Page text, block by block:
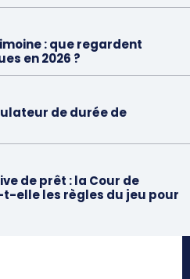
: que regardent
en 2026 ?
de durée de
de prêt : la Cour de
elle les règles du jeu pour